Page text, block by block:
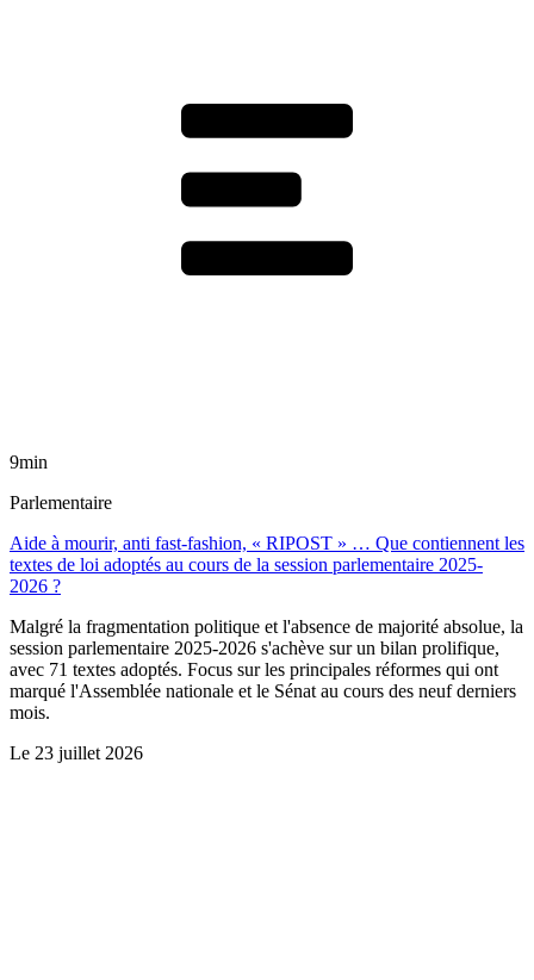
9min
Parlementaire
Aide à mourir, anti fast-fashion, « RIPOST » … Que contiennent les
textes de loi adoptés au cours de la session parlementaire 2025-
2026 ?
Malgré la fragmentation politique et l'absence de majorité absolue, la
session parlementaire 2025-2026 s'achève sur un bilan prolifique,
avec 71 textes adoptés. Focus sur les principales réformes qui ont
marqué l'Assemblée nationale et le Sénat au cours des neuf derniers
mois.
Le 23 juillet 2026